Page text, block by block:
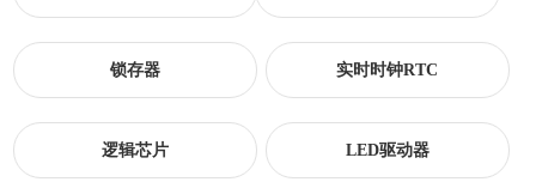
锁存器 实时时钟RTC
逻辑芯片 LED驱动器